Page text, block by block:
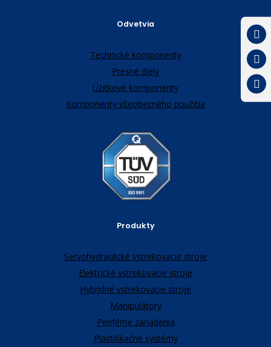
Odvetvia
Technické komponenty
Presné diely
Úžitkové komponenty
Komponenty všeobecného použitia
Produkty
Servohydraulické vstrekovacie stroje
Elektrické vstrekovacie stroje
Hybridné vstrekovacie stroje
Manipulátory
Periférne zariadenia
Plastifikačné systémy